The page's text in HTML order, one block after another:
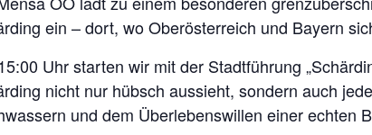
ein – dort, wo Oberösterreich und Bayern
Uhr starten wir mit der Stadtführung
nicht nur hübsch aussieht, sondern auch
und dem Überlebenswillen einer echten